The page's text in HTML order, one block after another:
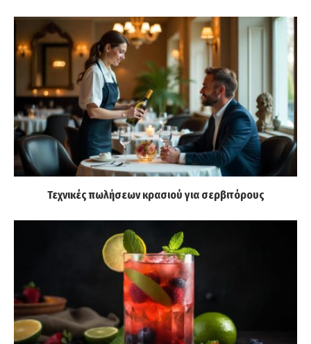
Τεχνικές πωλήσεων κρασιού για σερβιτόρους